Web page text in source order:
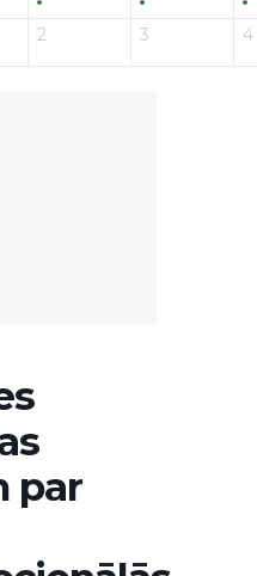
2 3 4
par